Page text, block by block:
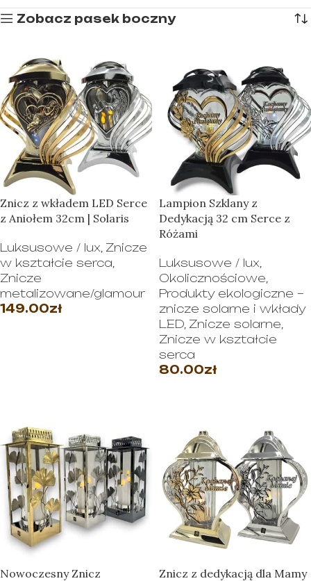
Zobacz pasek boczny
Znicz z wkładem LED Serce
z Aniołem 32cm | Solaris
Luksusowe / lux, Znicze
w kształcie serca,
Znicze
metalizowane/glamour
149.00zł
Lampion Szklany z
Dedykacją 32 cm Serce z
Różami
Luksusowe / lux,
Okolicznościowe,
Produkty ekologiczne –
znicze solarne i wkłady
LED, Znicze solarne,
Znicze w kształcie
serca
80.00zł
Nowoczesny Znicz
Znicz z dedykacją dla Mamy